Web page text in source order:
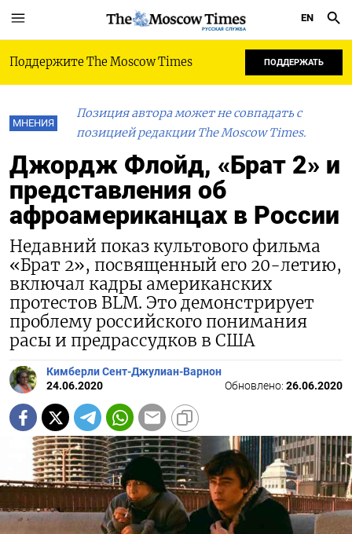
РУССКАЯ СЛУЖБА
EN
Поддержите The Moscow Times ПОДДЕРЖАТЬ
МНЕНИЯ
Позиция автора может не совпадать с
позицией редакции The Moscow Times.
Джордж Флойд, «Брат 2» и
представления об
афроамериканцах в России
Недавний показ культового фильма
«Брат 2», посвященный его 20-летию,
включал кадры американских
протестов BLM. Это демонстрирует
проблему российского понимания
расы и предрассудков в США
Кимберли Сент-Джулиан-Варнон
24.06.2020
Обновлено: 26.06.2020